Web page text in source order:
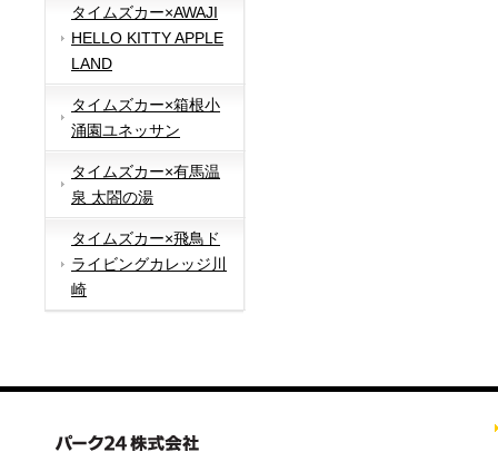
タイムズカー×AWAJI
HELLO KITTY APPLE
LAND
タイムズカー×箱根小
涌園ユネッサン
タイムズカー×有馬温
泉 太閤の湯
タイムズカー×飛鳥ド
ライビングカレッジ川
崎